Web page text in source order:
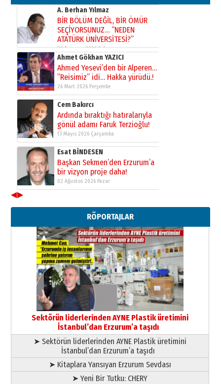
A. Berhan Yılmaz
BİR BÖLÜM DEĞİL, BİR ÖMÜR
SEÇİYORSUNUZ… “NEDEN
ATATÜRK ÜNİVERSİTESİ?”
28 Temmuz 2026 Salı
Ahmet Gökhan YAZICI
Ahmed Yesevi’den bir Alperen…
”Reisimiz” idi… Hakka yürüdü.!
26 Mart 2026 Perşembe
Cem Bakırcı
Ardında bıraktığı hatıralarıyla
gönül adamı Faruk Terzioğlu!
13 Mayıs 2026 Çarşamba
Esat BİNDESEN
Başkan Sekmen’den Erzurum’a
bir vizyon proje daha!
02 Ağustos 2026 Pazar
Erzurumspor’un köşe taşları
29 Haziran 2026 Pazartesi
Kenan GÜLERCİ
Murat Şahsuvaroğlu ERKON’da
çıtayı yukarı taşırken,
yönetimdekiler aşağı
çekmemeli!
17 Şubat 2026 SalıOrhan BOZKURT
Bir fotoğraf, bir şehir, bir
gazeteci… Dizginler kimin
elinde?
A. Berhan Yılmaz
BİR BÖLÜM DEĞİL, BİR ÖMÜR
SEÇİYORSUNUZ… “NEDEN
ATATÜRK ÜNİVERSİTESİ?”
28 Temmuz 2026 Salı
◀▶
RÖPORTAJLAR
Sektörün liderlerinden AYNE Plastik üretimini
İstanbul’dan Erzurum’a taşıdı
➤ Sektörün liderlerinden AYNE Plastik üretimini
İstanbul’dan Erzurum’a taşıdı
➤ Kitaplara Yansıyan Erzurum Sevdası
➤ Yeni Bir Tutku: CHERY